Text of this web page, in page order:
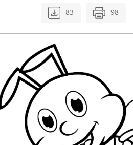
83 98